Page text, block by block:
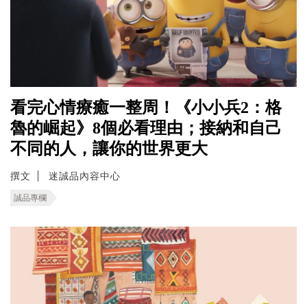
看完心情療癒一整周！《小小兵2：格
魯的崛起》8個必看理由；接納和自己
不同的人，讓你的世界更大
撰文 迷誠品內容中心
誠品專欄